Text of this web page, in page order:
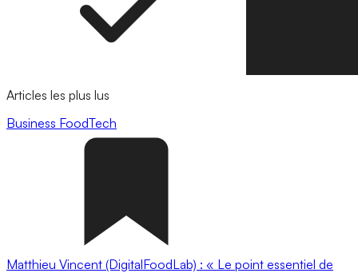
Articles les plus lus
Business FoodTech
Matthieu Vincent (DigitalFoodLab) : « Le point essentiel de